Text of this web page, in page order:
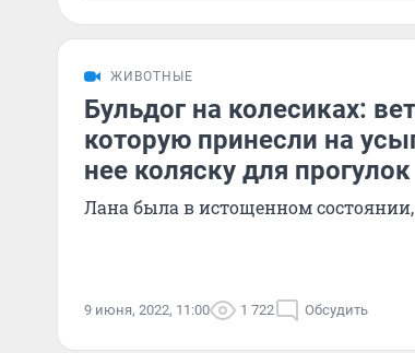
ЖИВОТНЫЕ
Бульдог на колесиках:
которую принесли на
нее коляску для прогулок
Лана была в истощенном
9 июня, 2022, 11:00 1 722 Обсудить